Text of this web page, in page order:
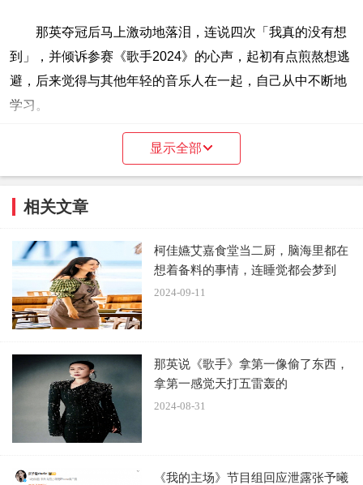
那英夺冠后马上激动地落泪，连说四次「我真的没有想
到」，并倾诉参赛《歌手2024》的心声，起初有点煎熬想逃
避，后来觉得与其他年轻的音乐人在一起，自己从中不断地
学习。
而那英在正规赛中，仅有一期拿下冠军，却在总决赛压
「历史最水歌王」、「笑死了，全球最大的笑话！ 不要再办
了！」
显示全部
相关文章
柯佳嬿艾嘉食堂当二厨，脑海里都在
想着备料的事情，连睡觉都会梦到
2024-09-11
那英说《歌手》拿第一像偷了东西，
拿第一感觉天打五雷轰的
2024-08-31
《我的主场》节目组回应泄露张予曦